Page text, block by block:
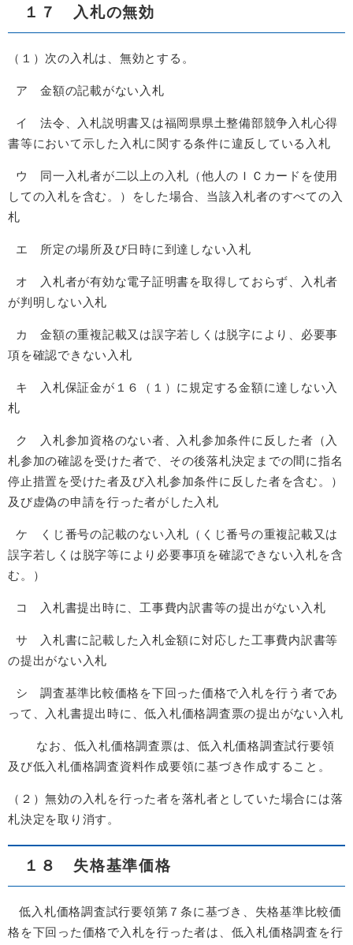
１７ 入札の無効
（１）次の入札は、無効とする。
ア 金額の記載がない入札
イ 法令、入札説明書又は福岡県県土整備部競争入札心得
書等において示した入札に関する条件に違反している入札
ウ 同一入札者が二以上の入札（他人のＩＣカードを使用
しての入札を含む。）をした場合、当該入札者のすべての入
札
エ 所定の場所及び日時に到達しない入札
オ 入札者が有効な電子証明書を取得しておらず、入札者
が判明しない入札
カ 金額の重複記載又は誤字若しくは脱字により、必要事
項を確認できない入札
キ 入札保証金が１６（１）に規定する金額に達しない入
札
ク 入札参加資格のない者、入札参加条件に反した者（入
札参加の確認を受けた者で、その後落札決定までの間に指名
停止措置を受けた者及び入札参加条件に反した者を含む。）
及び虚偽の申請を行った者がした入札
ケ くじ番号の記載のない入札（くじ番号の重複記載又は
誤字若しくは脱字等により必要事項を確認できない入札を含
む。）
コ 入札書提出時に、工事費内訳書等の提出がない入札
サ 入札書に記載した入札金額に対応した工事費内訳書等
の提出がない入札
シ 調査基準比較価格を下回った価格で入札を行う者であ
って、入札書提出時に、低入札価格調査票の提出がない入札
なお、低入札価格調査票は、低入札価格調査試行要領
及び低入札価格調査資料作成要領に基づき作成すること。
（２）無効の入札を行った者を落札者としていた場合には落
札決定を取り消す。
１８ 失格基準価格
低入札価格調査試行要領第７条に基づき、失格基準比較価
格を下回った価格で入札を行った者は、低入札価格調査を行